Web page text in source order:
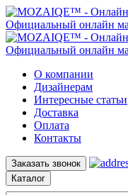
О компании
Дизайнерам
Интересные статьи
Доставка
Оплата
Контакты
Заказать звонок
Каталог